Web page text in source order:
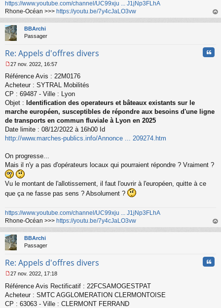
https://www.youtube.com/channel/UC99xju ... J1jNp3FLhA
Rhone-Océan >>> https://youtu.be/7y4cJaLO3vw
au
BBArchi
Passager
Re: Appels d'offres divers
e
s
s
a
g
e
n
o
n
27 nov. 2022, 16:57
Référence Avis : 22M0176
Acheteur : SYTRAL Mobilités
CP : 69487 - Ville : Lyon
Objet : Identification des operateurs et bâteaux existants sur le
marche européen, susceptibles de répondre aux besoins d'une ligne
de transports en commun fluviale à Lyon en 2025
Date limite : 08/12/2022 à 16h00 Id
http://www.marches-publics.info/Annonce ... 209274.htm
On progresse...
Mais il n'y a pas d'opérateurs locaux qui pourraient répondre ? Vraiment ?
Vu le montant de l'allotissement, il faut l'ouvrir à l'européen, quitte à ce
que ça ne fasse pas sens ? Absolument ?
https://www.youtube.com/channel/UC99xju ... J1jNp3FLhA
Rhone-Océan >>> https://youtu.be/7y4cJaLO3vw
au
BBArchi
Passager
Re: Appels d'offres divers
e
s
s
27 nov. 2022, 17:18
Référence Avis Rectificatif : 22FCSAMOGESTPAT
Acheteur : SMTC AGGLOMERATION CLERMONTOISE
CP : 63063 - Ville : CLERMONT FERRAND